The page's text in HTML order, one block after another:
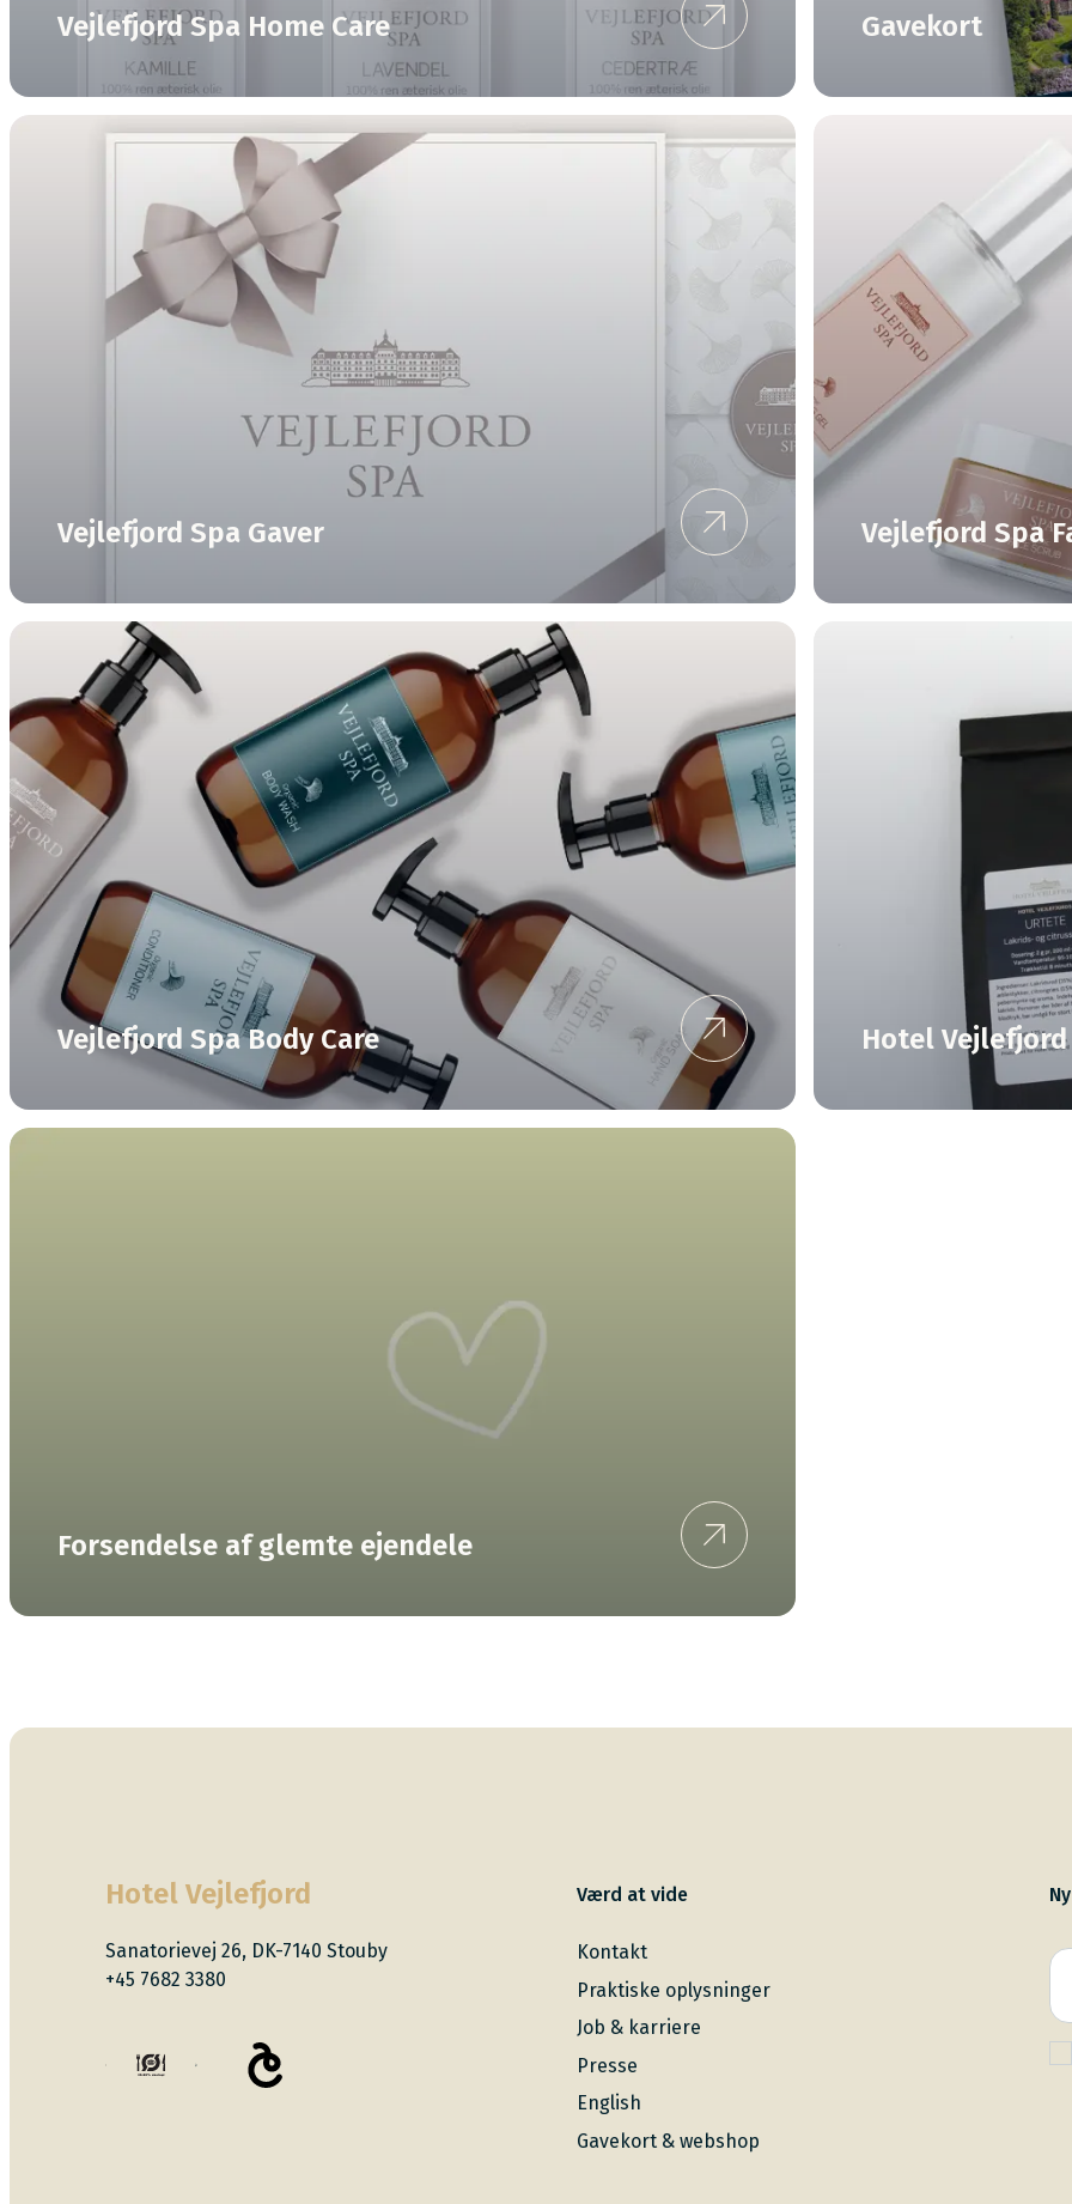
Vejlefjord Spa Home Care Gavekort
Vejlefjord Spa Gaver Vejlefjord Spa
Vejlefjord Spa Body Care Hotel
Forsendelse af glemte ejendele
Hotel Vejlefjord
Sanatorievej 26, DK-7140 Stouby
+45 7682 3380
Værd at vide
Kontakt
Praktiske oplysninger
Job & karriere
Presse
English
Gavekort & webshop